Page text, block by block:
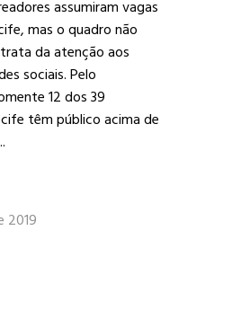
assumiram vagas
mas o quadro não
da atenção aos
sociais. Pelo
12 dos 39
têm público acima de
2019